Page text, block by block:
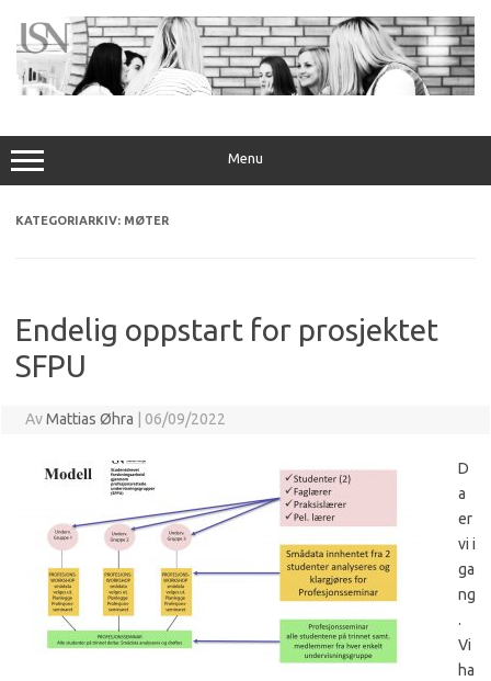
innhold
Menu
KATEGORIARKIV: MØTER
Endelig oppstart for prosjektet
SFPU
AvMattias Øhra 06/09/2022
D
a
er
vi i
ga
ng
.
Vi
ha